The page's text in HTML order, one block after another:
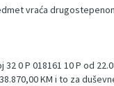
vraća
0 P 018161 10 P od
KM i to za